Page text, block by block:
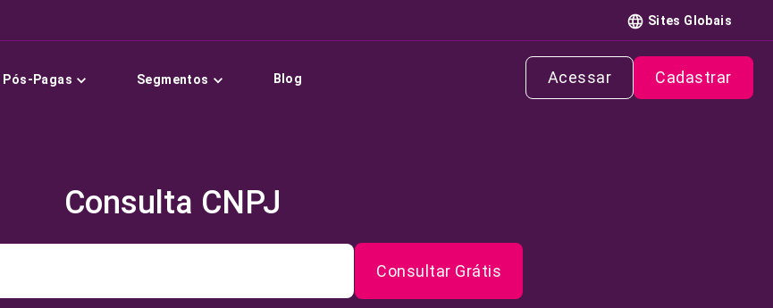
Sites Globais
Pagas Segmentos Blog Acessar Cadastrar
Consulta CNPJ
Consultar Grátis